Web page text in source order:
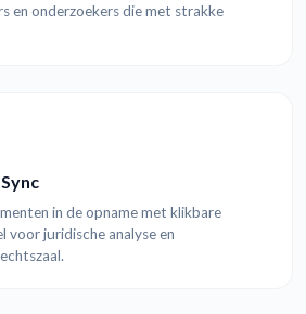
en onderzoekers die met strakke
in de opname met klikbare
voor juridische analyse en